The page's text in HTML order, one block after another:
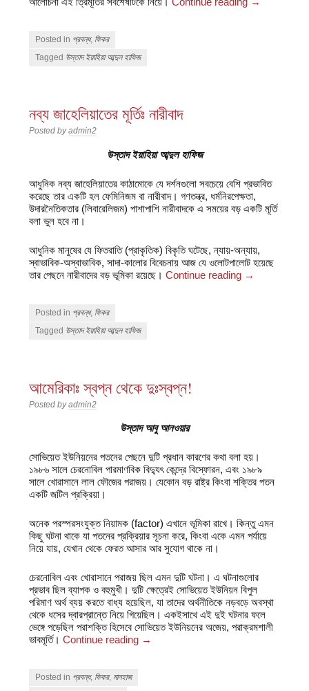
Posted in প্রবন্ধ, ফিকর
Tagged উস্তাদ ইয়াহিয়া আব্দুল হাফিজ
নব্য জাহেলিয়াতের মূর্তিঃ নারীবাদ
Posted byadmin2
উস্তাদ ইয়াহিয়া আব্দুল হাফিজ
আধুনিক নব্য জাহেলিয়াতের কাঠামোকে যে দর্শনগুলো সবচেয়ে বেশি প্রভাবিত
করেছে তার একটি হল ফেমিনিজম বা নারীবাদ। গণতন্ত্র, ধর্মনিরপেক্ষতা,
উদারনৈতিকতার (লিবারেলিজম) পাশাপাশি নারীবাদকে এ সময়ের বড় একটি মূর্তি
বলা ভুল হবে না।
আধুনিক মানুষের যে ফিতরাতি (প্রাকৃতিক) বিকৃতি ঘটেছে, ন্যায়-অন্যায়,
স্বাভাবিক-অস্বাভাবিক, সাদা-কালোর বিবেচনায় আজ যে ওলোটপালোট হয়েছে
তার পেছনে নারীবাদের বড় ভূমিকা রয়েছে।Continue reading →
Posted in প্রবন্ধ, ফিকর
Tagged উস্তাদ ইয়াহিয়া আব্দুল হাফিজ
আমেরিকাঃ স্বপ্ন থেকে দুঃস্বপ্ন!
Posted byadmin2
উস্তাদ আবু আনওয়ার
সোভিয়েত ইউনিয়নের পতনের পেছনে দুটি প্রধান কারণের কথা বলা হয়।
১৯৮৬ সালে চেরনোবিল পারমাণবিক বিদ্যুৎ কেন্দ্রে বিস্ফোরন, এবং ১৯৮৯
সালে খোরাসানে লাল ফৌজের পরাজয়। যেকোন বড় রাষ্ট্র কিংবা শক্তির পতন
একটি জটিল প্রক্রিয়া।
অনেক পরস্পরসংযুক্ত নিয়ামক (factor) এখানে ভূমিকা রাখে। কিন্তু এমন
কিছু ঘটনা থাকে যা পতনের প্রক্রিয়ার সূচনা করে, কিংবা একে এমন পর্যায়ে
নিয়ে যায়, যেখান থেকে ফেরত আসার আর সুযোগ থাকে না।
চেরনোবিল এবং খোরাসানে পরাজয় ছিল এমন দুটি ঘটনা। এ ঘটনাগুলোর
প্রভাব ছিল ব্যাপক ও বহুমুখী। দুটি ক্ষেত্রেই সোভিয়েত ইউনিয়ন বিপুল
পরিমাণ অর্থ ব্যয় করতে বাধ্য হয়েছিল, যা তাদের অর্থনীতিকে নড়বড়ে অবস্থা
থেকে ধসের দ্বারপ্রান্তে নিয়ে গিয়েছিল। একইসাথে এই দুই ঘটনার ফলে
ভেঙ্গে পড়েছিল পরাশক্তি হিসেবে সোভিয়েত ইউনিয়নের অজেয়, পরাক্রমশালী
ভাবমূর্তি।Continue reading →
Posted in প্রবন্ধ, ফিকর, মানহাজ